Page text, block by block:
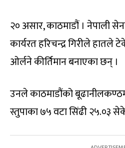
२० असार, काठमाडौं । नेपाली
कार्यरत हरिचन्द्र गिरीले हातले
ओर्लने कीर्तिमान बनाएका छन् ।
उनले काठमाडौंको
स्तुपाका ७५ वटा सिंढी २५.०३